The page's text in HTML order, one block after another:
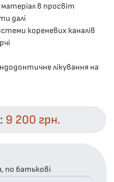
в просвіт
далі
кореневих каналів
лікування на
9 200 грн.
по батькові